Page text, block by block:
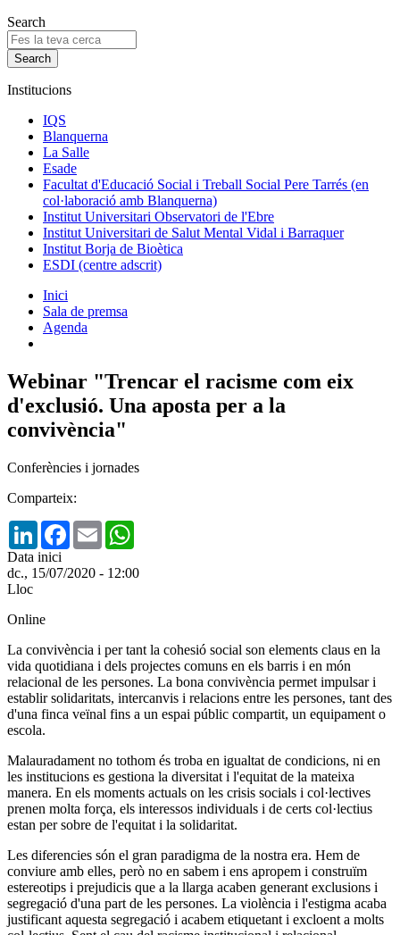
Search
Institucions
IQS
Blanquerna
La Salle
Esade
Facultat d'Educació Social i Treball Social Pere Tarrés (en
col·laboració amb Blanquerna)
Institut Universitari Observatori de l'Ebre
Institut Universitari de Salut Mental Vidal i Barraquer
Institut Borja de Bioètica
ESDI (centre adscrit)
Inici
Sala de premsa
Agenda
Webinar "Trencar el racisme com eix
d'exclusió. Una aposta per a la
convivència"
Conferències i jornades
Comparteix:
LinkedInFacebook
Email
Data inici
dc., 15/07/2020 - 12:00
Lloc
Online
La convivència i per tant la cohesió social son elements claus en la
vida quotidiana i dels projectes comuns en els barris i en món
relacional de les persones. La bona convivència permet impulsar i
establir solidaritats, intercanvis i relacions entre les persones, tant des
d'una finca veïnal fins a un espai públic compartit, un equipament o
escola.
Malauradament no tothom és troba en igualtat de condicions, ni en
les institucions es gestiona la diversitat i l'equitat de la mateixa
manera. En els moments actuals on les crisis socials i col·lectives
prenen molta força, els interessos individuals i de certs col·lectius
estan per sobre de l'equitat i la solidaritat.
Les diferencies són el gran paradigma de la nostra era. Hem de
conviure amb elles, però no en sabem i ens apropem i construïm
estereotips i prejudicis que a la llarga acaben generant exclusions i
segregació d'una part de les persones. La violència i l'estigma acaba
justificant aquesta segregació i acabem etiquetant i excloent a molts